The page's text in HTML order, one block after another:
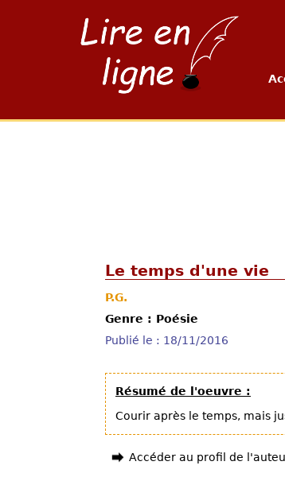
Le temps d'une vie
P.G.
Genre : Poésie
Publié le : 18/11/2016
Résumé de l'oeuvre :
Courir après le temps, mais
Accéder au profil de